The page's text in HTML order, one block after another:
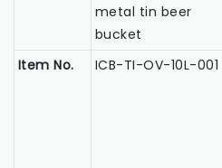
metal tin beer
bucket
Item No. ICB-TI-OV-10L-001